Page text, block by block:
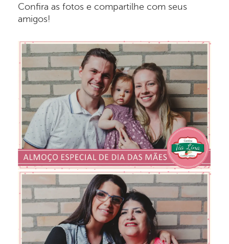
Confira as fotos e compartilhe com seus
amigos!